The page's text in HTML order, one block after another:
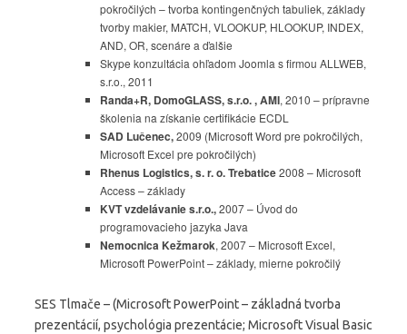
pokročilých – tvorba kontingenčných tabuliek, základy
tvorby makier, MATCH, VLOOKUP, HLOOKUP, INDEX,
AND, OR, scenáre a ďalšie
Skype konzultácia ohľadom Joomla s firmou ALLWEB,
s.r.o., 2011
Randa+R, DomoGLASS, s.r.o. , AMI, 2010 – prípravne
školenia na získanie certifikácie ECDL
SAD Lučenec,2009 (Microsoft Word pre pokročilých,
Microsoft Excel pre pokročilých)
Rhenus Logistics, s. r. o. Trebatice2008 – Microsoft
Access – základy
KVT vzdelávanie s.r.o.,2007 – Úvod do
programovacieho jazyka Java
Nemocnica Kežmarok, 2007 – Microsoft Excel,
Microsoft PowerPoint – základy, mierne pokročilý
SES Tlmače – (Microsoft PowerPoint – základná tvorba
prezentácií, psychológia prezentácie; Microsoft Visual Basic